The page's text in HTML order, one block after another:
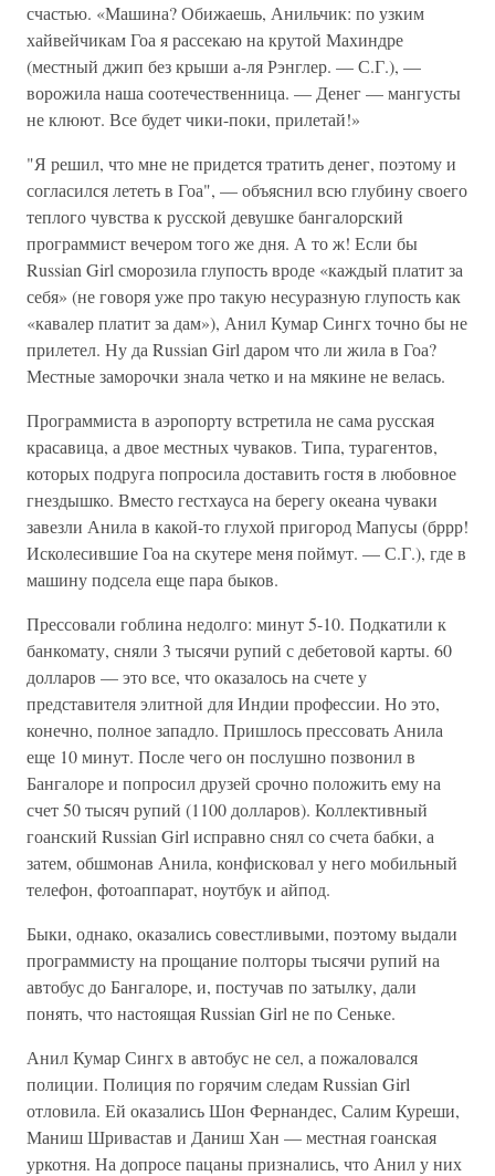
счастью. «Машина? Обижаешь, Анильчик: по узким
хайвейчикам Гоа я рассекаю на крутой Махиндре
(местный джип без крыши а-ля Рэнглер. — С.Г.), —
ворожила наша соотечественница. — Денег — мангусты
не клюют. Все будет чики-поки, прилетай!»
"Я решил, что мне не придется тратить денег, поэтому и
согласился лететь в Гоа", — объяснил всю глубину своего
теплого чувства к русской девушке бангалорский
программист вечером того же дня. А то ж! Если бы
Russian Girl сморозила глупость вроде «каждый платит за
себя» (не говоря уже про такую несуразную глупость как
«кавалер платит за дам»), Анил Кумар Сингх точно бы не
прилетел. Ну да Russian Girl даром что ли жила в Гоа?
Местные заморочки знала четко и на мякине не велась.
Программиста в аэропорту встретила не сама русская
красавица, а двое местных чуваков. Типа, турагентов,
которых подруга попросила доставить гостя в любовное
гнездышко. Вместо гестхауса на берегу океана чуваки
завезли Анила в какой-то глухой пригород Мапусы (бррр!
Исколесившие Гоа на скутере меня поймут. — С.Г.), где в
машину подсела еще пара быков.
Прессовали гоблина недолго: минут 5-10. Подкатили к
банкомату, сняли 3 тысячи рупий с дебетовой карты. 60
долларов — это все, что оказалось на счете у
представителя элитной для Индии профессии. Но это,
конечно, полное западло. Пришлось прессовать Анила
еще 10 минут. После чего он послушно позвонил в
Бангалоре и попросил друзей срочно положить ему на
счет 50 тысяч рупий (1100 долларов). Коллективный
гоанский Russian Girl исправно снял со счета бабки, а
затем, обшмонав Анила, конфисковал у него мобильный
телефон, фотоаппарат, ноутбук и айпод.
Быки, однако, оказались совестливыми, поэтому выдали
программисту на прощание полторы тысячи рупий на
автобус до Бангалоре, и, постучав по затылку, дали
понять, что настоящая Russian Girl не по Сеньке.
Анил Кумар Сингх в автобус не сел, а пожаловался
полиции. Полиция по горячим следам Russian Girl
отловила. Ей оказались Шон Фернандес, Салим Куреши,
Маниш Шривастав и Даниш Хан — местная гоанская
уркотня. На допросе пацаны признались, что Анил у них